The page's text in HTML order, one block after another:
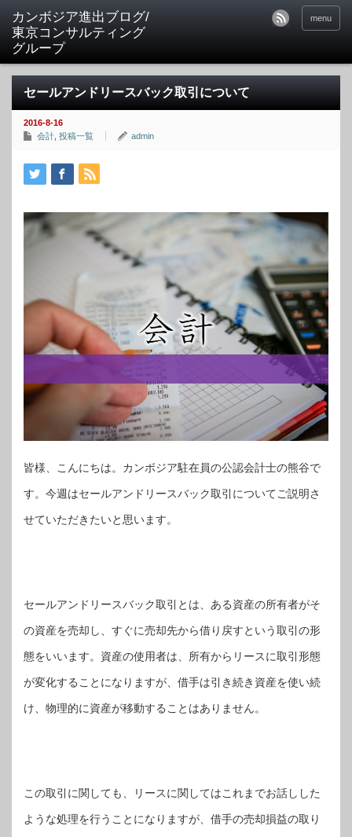
カンボジア進出ブログ/
東京コンサルティング
グループ
menu
セールアンドリースバック取引について
2016-8-16
会計 投稿一覧 admin
皆様、こんにちは。カンボジア駐在員の公認会計士の熊谷で
す。今週はセールアンドリースバック取引についてご説明さ
せていただきたいと思います。
セールアンドリースバック取引とは、ある資産の所有者がそ
の資産を売却し、すぐに売却先から借り戻すという取引の形
態をいいます。資産の使用者は、所有からリースに取引形態
が変化することになりますが、借手は引き続き資産を使い続
け、物理的に資産が移動することはありません。
この取引に関しても、リースに関してはこれまでお話しした
ような処理を行うことになりますが、借手の売却損益の取り